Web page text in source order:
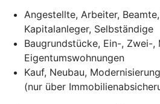
Angestellte, Arbeiter,
Kapitalanleger, Selbständige
Baugrundstücke, Ein-, Zwei-,
Eigentumswohnungen
Kauf, Neubau,
(nur über